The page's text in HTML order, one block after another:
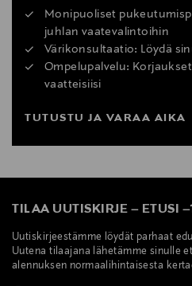
Monipuoliset
juhlan vaatevalintoihin
Värikonsultaatio: Löydä
Ompelupalvelu:
vaatteisiisi
TUTUSTU JA VARAA AIKA
TILAA UUTISKIRJE – ETUSI –
Uutiskirjeestämme löydät parhaat
Uutena tilaajana lähetämme sinulle
alennuksen normaalihintaisesta